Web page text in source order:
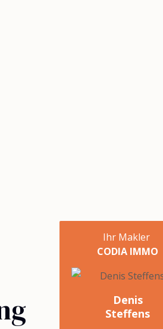
Ihr Makler
CODIA IMMO
Denis
Steffens